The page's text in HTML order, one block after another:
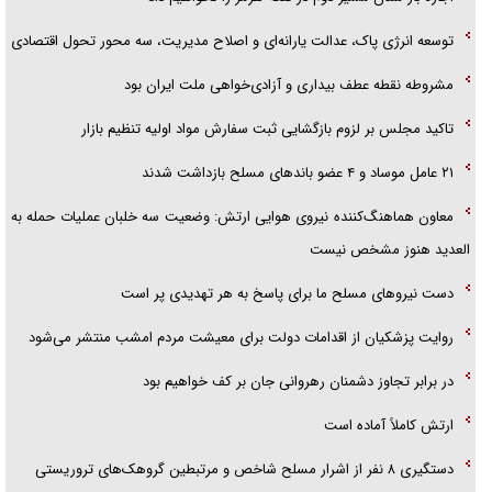
توسعه انرژی پاک، عدالت یارانه‌ای و اصلاح مدیریت، سه محور تحول اقتصادی
مشروطه نقطه عطف بیداری و آزادی‌خواهی ملت ایران بود
تاکید مجلس بر لزوم بازگشایی ثبت سفارش مواد اولیه تنظیم بازار
۲۱ عامل موساد و ۴ عضو باند‌های مسلح بازداشت شدند
معاون هماهنگ‌کننده نیروی هوایی ارتش: وضعیت سه خلبان عملیات حمله به
العدید هنوز مشخص نیست
دست نیرو‌های مسلح ما برای پاسخ به هر تهدیدی پر است
روایت پزشکیان از اقدامات دولت برای معیشت مردم امشب منتشر می‌شود
در برابر تجاوز دشمنان رهروانی جان بر کف خواهیم بود
ارتش کاملاً آماده است
دستگیری ۸ نفر از اشرار مسلح شاخص و مرتبطین گروهک‌های تروریستی